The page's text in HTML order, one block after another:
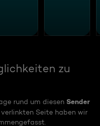
zu
rund um diesen Sender
Seite haben wir